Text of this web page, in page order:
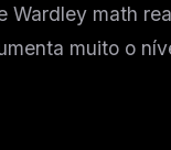
Wardley math
muito o